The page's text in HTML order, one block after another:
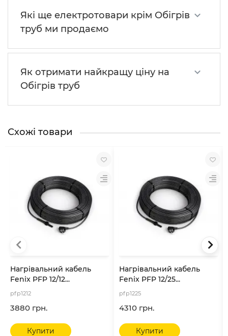
Які ще електротовари крім Обігрів
труб ми продаємо
Як отримати найкращу ціну на
Обігрів труб
Схожі товари
Нагрівальний кабель
Fenix ​​PFP 12/12...
pfp1212
3880 грн.
Купити
Нагрівальний кабель
Fenix ​​PFP 12/25...
pfp1225
4310 грн.
Купити